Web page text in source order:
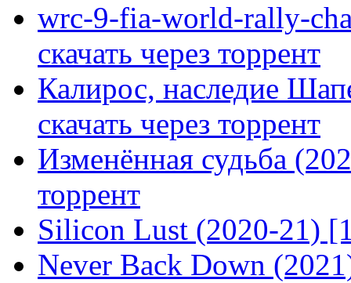
wrc-9-fia-world-rally-
скачать через торрент
Калирос, наследие
скачать через торрент
Изменённая судьба
торрент
Silicon Lust (2020-21)
Never Back Down